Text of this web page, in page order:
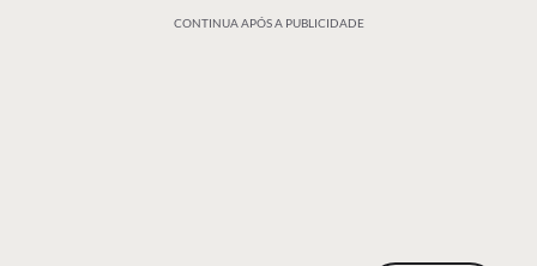
CONTINUA APÓS A PUBLICIDADE